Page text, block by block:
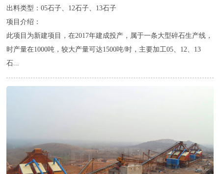
出料类型：05石子、12石子、13石子
项目介绍：
此项目为新建项目，在2017年建成投产，属于一条大型碎石生产线，
时产量在1000吨，较大产量可达1500吨/时，主要加工05、12、13
石...